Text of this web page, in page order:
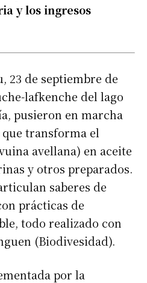
y los ingresos
23 de septiembre de
lafkenche del lago
pusieron en marcha
transforma el
avellana) en aceite
y otros preparados.
saberes de
prácticas de
todo realizado con
(Biodivesidad).
por la